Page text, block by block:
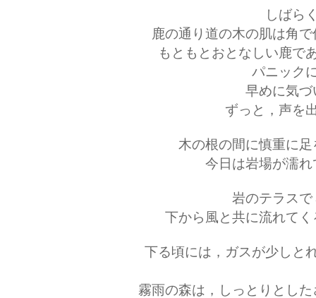
しばら
鹿の通り道の木の肌は角
もともとおとなしい鹿で
パニック
早めに気
ずっと，声を
木の根の間に慎重に
今日は岩場が濡
岩のテラス
下から風と共に流れて
下る頃には，ガスが少しと
霧雨の森は，しっとりとし